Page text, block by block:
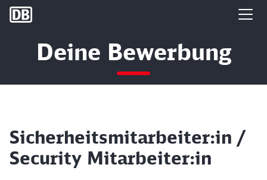
DB Group
Deine Bewerbung
Sicherheitsmitarbeiter:in /
Security Mitarbeiter:in